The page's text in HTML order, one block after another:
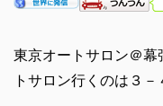
東京オートサロン＠
トサロン行くのは３－